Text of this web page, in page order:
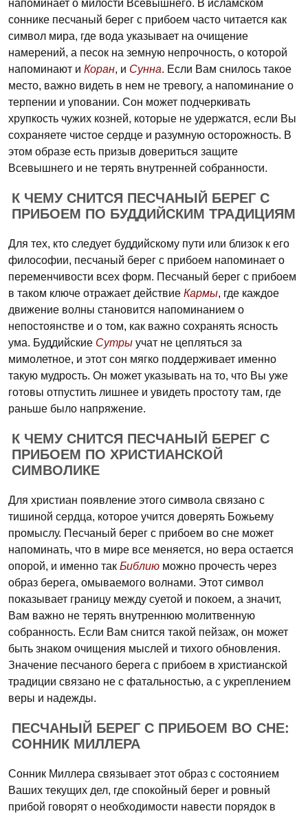
напоминает о милости Всевышнего. В исламском
соннике песчаный берег с прибоем часто читается как
символ мира, где вода указывает на очищение
намерений, а песок на земную непрочность, о которой
напоминают и Коран, и Сунна. Если Вам снилось такое
место, важно видеть в нем не тревогу, а напоминание о
терпении и уповании. Сон может подчеркивать
хрупкость чужих козней, которые не удержатся, если Вы
сохраняете чистое сердце и разумную осторожность. В
этом образе есть призыв довериться защите
Всевышнего и не терять внутренней собранности.
К ЧЕМУ СНИТСЯ ПЕСЧАНЫЙ БЕРЕГ С
ПРИБОЕМ ПО БУДДИЙСКИМ ТРАДИЦИЯМ
Для тех, кто следует буддийскому пути или близок к его
философии, песчаный берег с прибоем напоминает о
переменчивости всех форм. Песчаный берег с прибоем
в таком ключе отражает действие Кармы, где каждое
движение волны становится напоминанием о
непостоянстве и о том, как важно сохранять ясность
ума. Буддийские Сутры учат не цепляться за
мимолетное, и этот сон мягко поддерживает именно
такую мудрость. Он может указывать на то, что Вы уже
готовы отпустить лишнее и увидеть простоту там, где
раньше было напряжение.
К ЧЕМУ СНИТСЯ ПЕСЧАНЫЙ БЕРЕГ С
ПРИБОЕМ ПО ХРИСТИАНСКОЙ
СИМВОЛИКЕ
Для христиан появление этого символа связано с
тишиной сердца, которое учится доверять Божьему
промыслу. Песчаный берег с прибоем во сне может
напоминать, что в мире все меняется, но вера остается
опорой, и именно так Библию можно прочесть через
образ берега, омываемого волнами. Этот символ
показывает границу между суетой и покоем, а значит,
Вам важно не терять внутреннюю молитвенную
собранность. Если Вам снится такой пейзаж, он может
быть знаком очищения мыслей и тихого обновления.
Значение песчаного берега с прибоем в христианской
традиции связано не с фатальностью, а с укреплением
веры и надежды.
ПЕСЧАНЫЙ БЕРЕГ С ПРИБОЕМ ВО СНЕ:
СОННИК МИЛЛЕРА
Сонник Миллера связывает этот образ с состоянием
Ваших текущих дел, где спокойный берег и ровный
прибой говорят о необходимости навести порядок в